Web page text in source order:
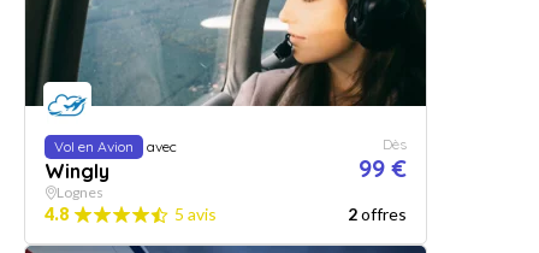
Vol en Avion avec
Wingly
Dès
99 €
Lognes
4.8 5 avis 2offres